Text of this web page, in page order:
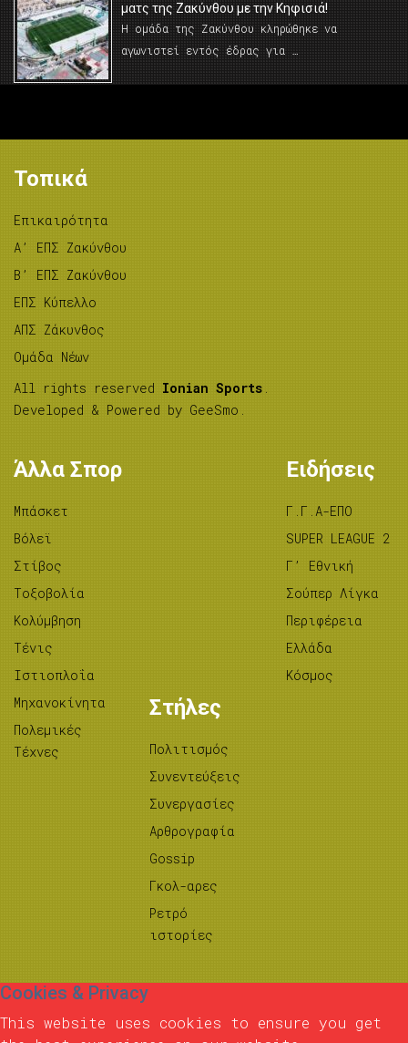
ματς της Ζακύνθου με την Κηφισιά!
Η ομάδα της Ζακύνθου κληρώθηκε να
αγωνιστεί εντός έδρας για …
Τοπικά
Επικαιρότητα
A’ ΕΠΣ Ζακύνθου
B’ ΕΠΣ Ζακύνθου
ΕΠΣ Κύπελλο
ΑΠΣ Ζάκυνθος
Ομάδα Νέων
All rights reserved Ionian Sports .
Developed & Powered by GeeSmo .
Άλλα Σπορ
Μπάσκετ
Βόλεϊ
Στίβος
Tοξοβολία
Κολύμβηση
Τένις
Ιστιοπλοΐα
Μηχανοκίνητα
Πολεμικές
Τέχνες
Ειδήσεις
Γ.Γ.Α-ΕΠΟ
SUPER LEAGUE 2
Γ’ Εθνική
Σούπερ Λίγκα
Περιφέρεια
Ελλάδα
Κόσμος
Στήλες
Πολιτισμός
Συνεντεύξεις
Συνεργασίες
Αρθρογραφία
Gossip
Γκολ-αρες
Ρετρό
ιστορίες
Cookies & Privacy
This website uses cookies to ensure you get